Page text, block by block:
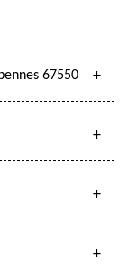
67550